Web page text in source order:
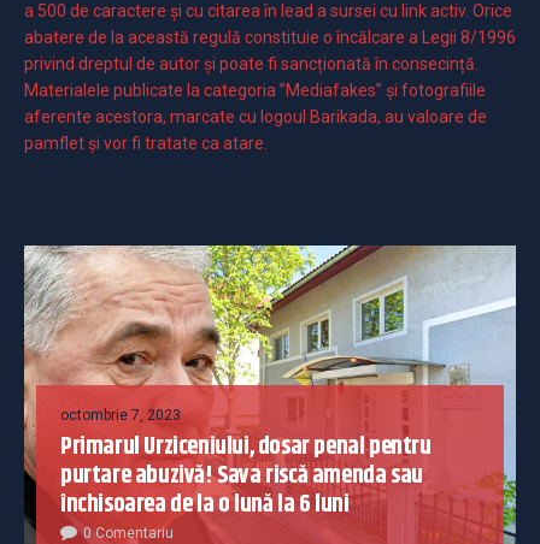
a 500 de caractere şi cu citarea în lead a sursei cu link activ. Orice
abatere de la această regulă constituie o încălcare a Legii 8/1996
privind dreptul de autor și poate fi sancționată în consecință.
Materialele publicate la categoria ”Mediafakes” și fotografiile
aferente acestora, marcate cu logoul Barikada, au valoare de
pamflet și vor fi tratate ca atare.
octombrie 7, 2023
Primarul Urziceniului, dosar penal pentru
purtare abuzivă! Sava riscă amenda sau
închisoarea de la o lună la 6 luni
0 Comentariu